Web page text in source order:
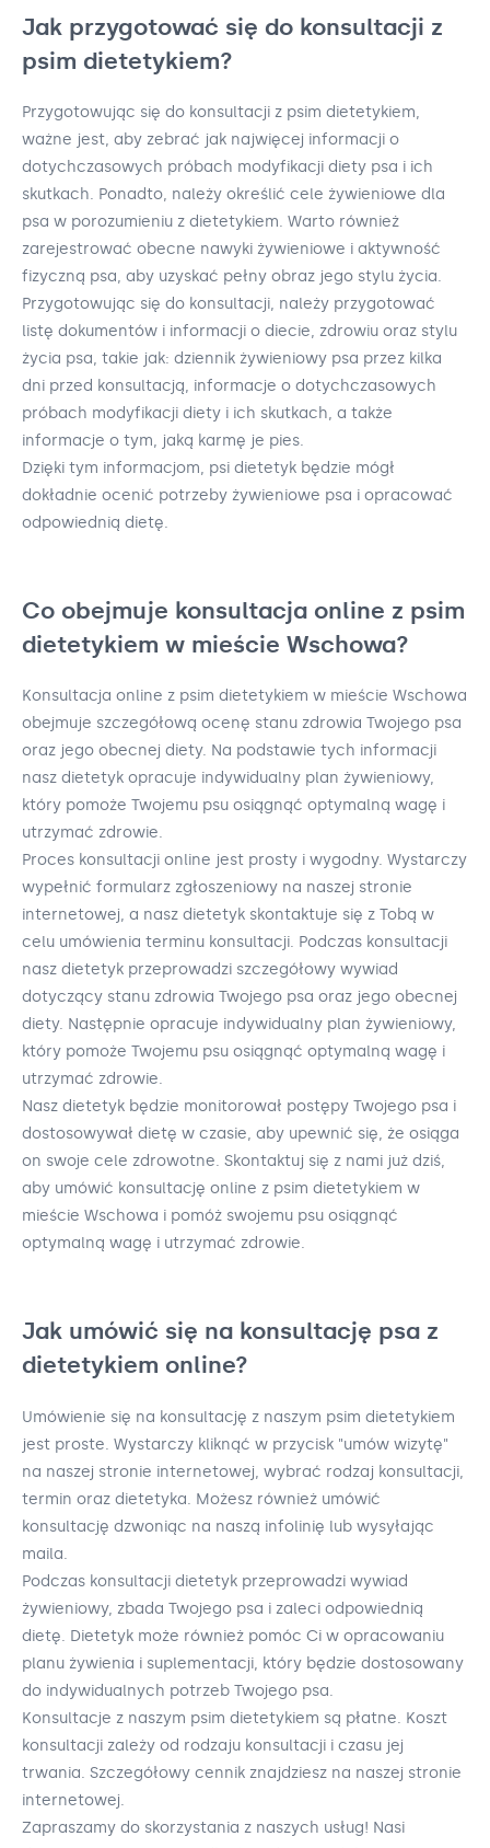
Jak przygotować się do konsultacji z
psim dietetykiem?
Przygotowując się do konsultacji z psim dietetykiem,
ważne jest, aby zebrać jak najwięcej informacji o
dotychczasowych próbach modyfikacji diety psa i ich
skutkach. Ponadto, należy określić cele żywieniowe dla
psa w porozumieniu z dietetykiem. Warto również
zarejestrować obecne nawyki żywieniowe i aktywność
fizyczną psa, aby uzyskać pełny obraz jego stylu życia.
Przygotowując się do konsultacji, należy przygotować
listę dokumentów i informacji o diecie, zdrowiu oraz stylu
życia psa, takie jak: dziennik żywieniowy psa przez kilka
dni przed konsultacją, informacje o dotychczasowych
próbach modyfikacji diety i ich skutkach, a także
informacje o tym, jaką karmę je pies.
Dzięki tym informacjom, psi dietetyk będzie mógł
dokładnie ocenić potrzeby żywieniowe psa i opracować
odpowiednią dietę.
Co obejmuje konsultacja online z psim
dietetykiem w mieście Wschowa?
Konsultacja online z psim dietetykiem w mieście Wschowa
obejmuje szczegółową ocenę stanu zdrowia Twojego psa
oraz jego obecnej diety. Na podstawie tych informacji
nasz dietetyk opracuje indywidualny plan żywieniowy,
który pomoże Twojemu psu osiągnąć optymalną wagę i
utrzymać zdrowie.
Proces konsultacji online jest prosty i wygodny. Wystarczy
wypełnić formularz zgłoszeniowy na naszej stronie
internetowej, a nasz dietetyk skontaktuje się z Tobą w
celu umówienia terminu konsultacji. Podczas konsultacji
nasz dietetyk przeprowadzi szczegółowy wywiad
dotyczący stanu zdrowia Twojego psa oraz jego obecnej
diety. Następnie opracuje indywidualny plan żywieniowy,
który pomoże Twojemu psu osiągnąć optymalną wagę i
utrzymać zdrowie.
Nasz dietetyk będzie monitorował postępy Twojego psa i
dostosowywał dietę w czasie, aby upewnić się, że osiąga
on swoje cele zdrowotne. Skontaktuj się z nami już dziś,
aby umówić konsultację online z psim dietetykiem w
mieście Wschowa i pomóż swojemu psu osiągnąć
optymalną wagę i utrzymać zdrowie.
Jak umówić się na konsultację psa z
dietetykiem online?
Umówienie się na konsultację z naszym psim dietetykiem
jest proste. Wystarczy kliknąć w przycisk "umów wizytę"
na naszej stronie internetowej, wybrać rodzaj konsultacji,
termin oraz dietetyka. Możesz również umówić
konsultację dzwoniąc na naszą infolinię lub wysyłając
maila.
Podczas konsultacji dietetyk przeprowadzi wywiad
żywieniowy, zbada Twojego psa i zaleci odpowiednią
dietę. Dietetyk może również pomóc Ci w opracowaniu
planu żywienia i suplementacji, który będzie dostosowany
do indywidualnych potrzeb Twojego psa.
Konsultacje z naszym psim dietetykiem są płatne. Koszt
konsultacji zależy od rodzaju konsultacji i czasu jej
trwania. Szczegółowy cennik znajdziesz na naszej stronie
internetowej.
Zapraszamy do skorzystania z naszych usług! Nasi